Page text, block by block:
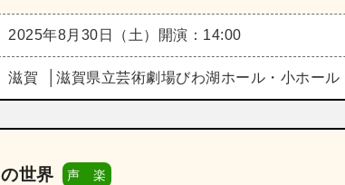
2025年8月30日（土） 開演：14:00
滋賀 滋賀県立芸術劇場びわ湖ホール・小ホール
世界 声 楽